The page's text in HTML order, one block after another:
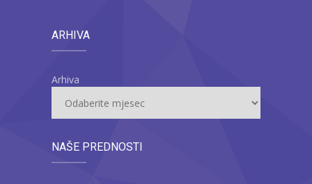
ARHIVA
Arhiva
NAŠE PREDNOSTI